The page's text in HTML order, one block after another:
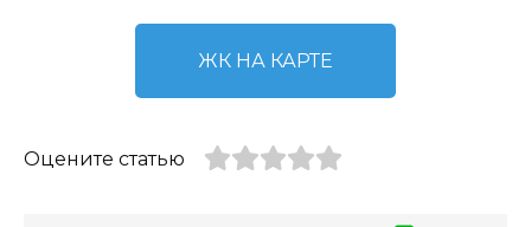
ЖК НА КАРТЕ
Оцените статью